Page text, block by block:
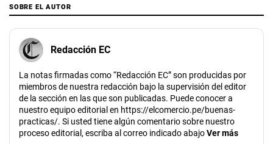
SOBRE EL AUTOR
Redacción EC
La notas firmadas como “Redacción EC” son producidas por
miembros de nuestra redacción bajo la supervisión del editor
de la sección en las que son publicadas. Puede conocer a
nuestro equipo editorial en https://elcomercio.pe/buenas-
practicas/. Si usted tiene algún comentario sobre nuestro
proceso editorial, escriba al correo indicado abajoVer más